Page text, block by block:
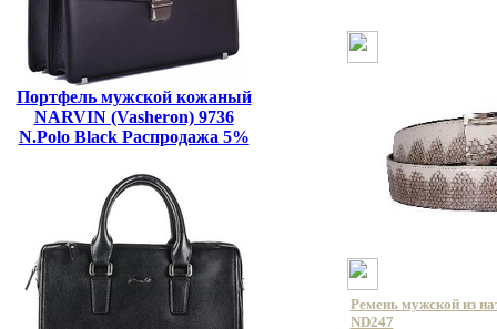
Портфель мужской кожаный
NARVIN (Vasheron) 9736
N.Polo Black Распродажа 5%
Ремень мужской из
ND247